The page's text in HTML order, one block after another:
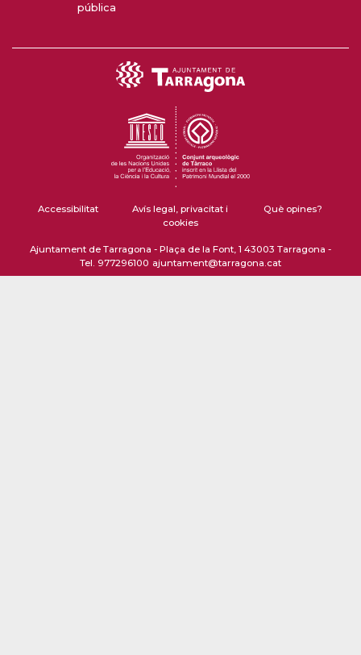
pública
Accessibilitat
Avís legal, privacitat i
cookies
Què opines?
Ajuntament de Tarragona - Plaça de la Font, 1 43003 Tarragona -
Tel. 977296100 ajuntament@tarragona.cat